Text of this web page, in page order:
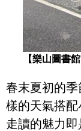
【樂山圖書館
春末夏初的
樣的天氣搭配
走讀的魅力